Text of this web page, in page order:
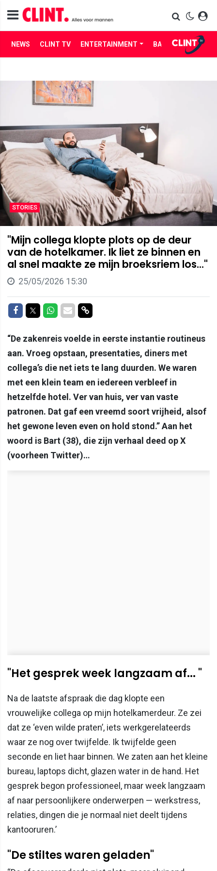
NEWS CLINT TV ENTERTAINMENT BABES LIFE
STORIES
"Mijn collega klopte plots op de deur
van de hotelkamer. Ik liet ze binnen en
al snel maakte ze mijn broeksriem los..."
25/05/2026 15:30
Delen op Facebook
Delen op Twitter
Delen op Whatsapp
Delen via Mail
Delen via link
“De zakenreis voelde in eerste instantie routineus
aan. Vroeg opstaan, presentaties, diners met
collega’s die net iets te lang duurden. We waren
met een klein team en iedereen verbleef in
hetzelfde hotel. Ver van huis, ver van vaste
patronen. Dat gaf een vreemd soort vrijheid, alsof
het gewone leven even on hold stond.” Aan het
woord is Bart (38), die zijn verhaal deed op X
(voorheen Twitter)…
"Het gesprek week langzaam af... "
Na de laatste afspraak die dag klopte een
vrouwelijke collega op mijn hotelkamerdeur. Ze zei
dat ze ‘even wilde praten’, iets werkgerelateerds
waar ze nog over twijfelde. Ik twijfelde geen
seconde en liet haar binnen. We zaten aan het kleine
bureau, laptops dicht, glazen water in de hand. Het
gesprek begon professioneel, maar week langzaam
af naar persoonlijkere onderwerpen — werkstress,
relaties, dingen die je normaal niet deelt tijdens
kantooruren.’
"De stiltes waren geladen"